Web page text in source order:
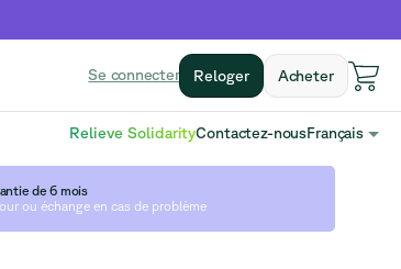
Se connecter Reloger Acheter
Relieve SolidarityContactez-nousFrançais
de 6 mois
ou échange en cas de problème